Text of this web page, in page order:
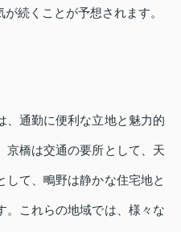
続くことが予想されます。
、通勤に便利な立地と魅力的
京橋は交通の要所として、天
て、鴫野は静かな住宅地と
。これらの地域では、様々な